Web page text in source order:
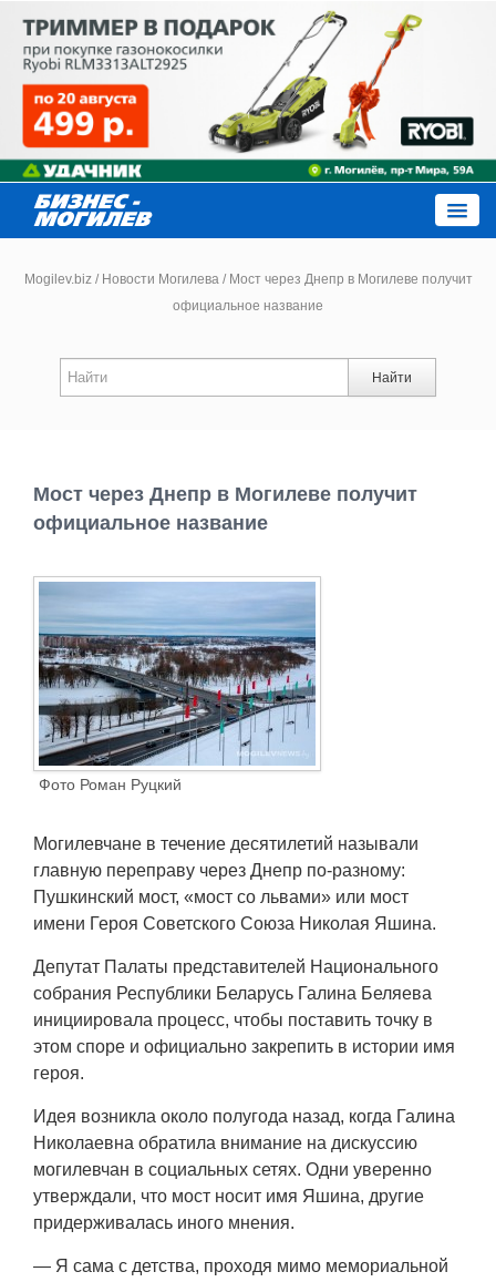
Новости
Работа
Афиша
Объявления
Транспорт
Погода
Еще
Mogilev.biz / Новости Могилева /Мост через Днепр в Могилеве получит
официальное название
Найти
Мост через Днепр в Могилеве получит
официальное название
Фото Роман Руцкий
Могилевчане в течение десятилетий называли
главную переправу через Днепр по-разному:
Пушкинский мост, «мост со львами» или мост
имени Героя Советского Союза Николая Яшина.
Депутат Палаты представителей Национального
собрания Республики Беларусь Галина Беляева
инициировала процесс, чтобы поставить точку в
этом споре и официально закрепить в истории имя
героя.
Идея возникла около полугода назад, когда Галина
Николаевна обратила внимание на дискуссию
могилевчан в социальных сетях. Одни уверенно
утверждали, что мост носит имя Яшина, другие
придерживалась иного мнения.
— Я сама с детства, проходя мимо мемориальной